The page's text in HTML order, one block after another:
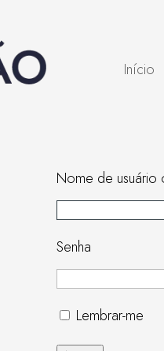
Início
Nome de usuário
Senha
Lembrar-me